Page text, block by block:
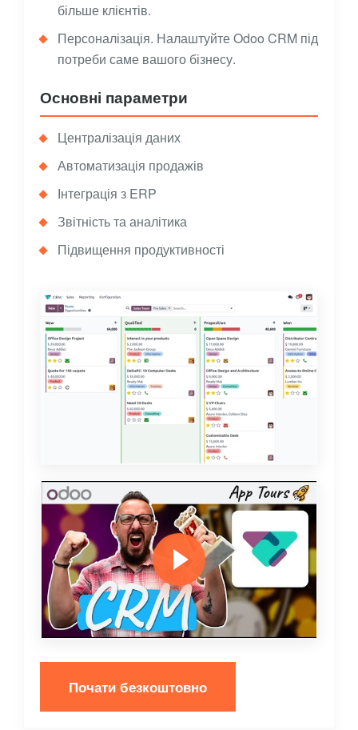
більше клієнтів.
Персоналізація. Налаштуйте Odoo CRM під
потреби саме вашого бізнесу.
Основні параметри
Централізація даних
Автоматизація продажів
Інтеграція з ERP
Звітність та аналітика
Підвищення продуктивності
Почати безкоштовно